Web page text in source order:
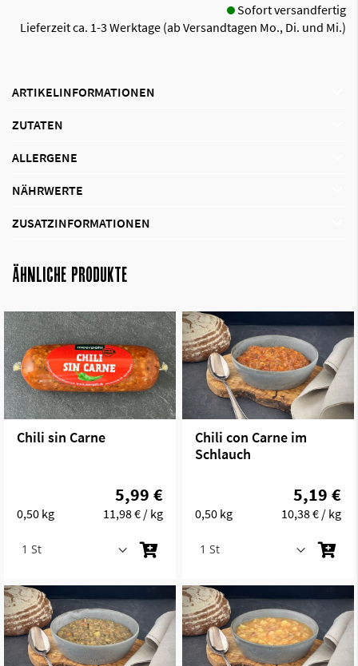
Sofort versandfertig
Lieferzeit ca. 1-3 Werktage (ab Versandtagen Mo., Di. und Mi.)
ARTIKELINFORMATIONEN
ZUTATEN
ALLERGENE
NÄHRWERTE
ZUSATZINFORMATIONEN
ÄHNLICHE PRODUKTE
Chili sin Carne
0,50 kg
5,99 €
11,98 €/ kg
Chili con Carne im
Schlauch
0,50 kg
5,19 €
10,38 €/ kg